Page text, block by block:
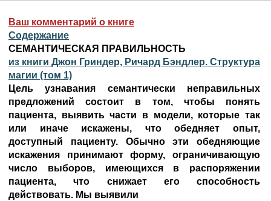
Ваш комментарий о книге
Содержание
СЕМАНТИЧЕСКАЯ ПРАВИЛЬНОСТЬ
из книги Джон Гриндер, Ричард Бэндлер. Структура
магии (том 1)
Цель узнавания семантически неправильных
предложений состоит в том, чтобы понять
пациента, выявить части в модели, которые так
или иначе искажены, что обедняет опыт,
доступный пациенту. Обычно эти обедняющие
искажения принимают форму, ограничивающую
число выборов, имеющихся в распоряжении
пациента, что снижает его способность
действовать. Мы выявили